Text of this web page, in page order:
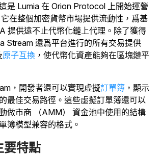
這是 Lumia 在 Orion Protocol 上開始運營
在整個加密貨幣市場提供流動性，爲基
提供遠不止代幣化鏈上代理。除了獲得
Stream 還爲平台進行的所有交易提供
原子互換 ，使代幣化資產能夠在區塊鏈平
，開發者還可以實現虛擬訂單簿 ，顯示
最佳交易路徑。這些虛擬訂單簿還可以
做市商 （AMM） 資金池中使用的結構
簿模型兼容的格式。
要特點